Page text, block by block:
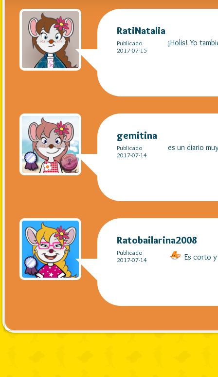
RatiNatalia
Publicado
2017-07-15
¡Holis! Yo
gemitina
Publicado
2017-07-14
es un diario
Ratobailarina2008
Publicado
2017-07-14
Es corto